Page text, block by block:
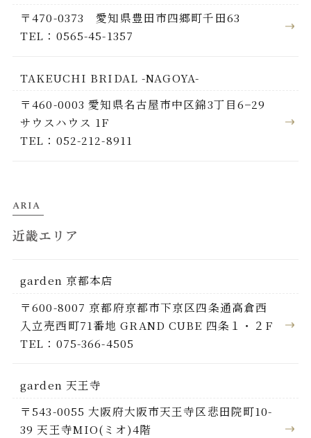
〒470-0373 愛知県豊田市四郷町千田63
TEL：0565-45-1357
TAKEUCHI BRIDAL -NAGOYA-
〒460-0003 愛知県名古屋市中区錦3丁目6−29
サウスハウス 1F
TEL：052-212-8911
ARIA
近畿エリア
garden 京都本店
〒600-8007 京都府京都市下京区四条通高倉西
入立売西町71番地 GRAND CUBE 四条１・２F
TEL：075-366-4505
garden 天王寺
〒543-0055 大阪府大阪市天王寺区悲田院町10-
39 天王寺MIO(ミオ)4階